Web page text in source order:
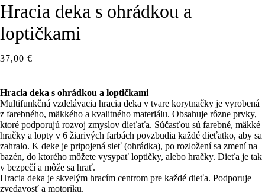
Hracia deka s ohrádkou a
loptičkami
37,00 €
Hracia deka s ohrádkou a loptičkami
Multifunkčná vzdelávacia hracia deka v tvare korytnačky je vyrobená
z farebného, ​​mäkkého a kvalitného materiálu. Obsahuje rôzne prvky,
ktoré podporujú rozvoj zmyslov dieťaťa. Súčasťou sú farebné, mäkké
hračky a lopty v 6 žiarivých farbách povzbudia každé dieťatko, aby sa
zahralo. K deke je pripojená sieť (ohrádka), po rozložení sa zmení na
bazén, do ktorého môžete vysypať loptičky, alebo hračky. Dieťa je tak
v bezpečí a môže sa hrať.
Hracia deka je skvelým hracím centrom pre každé dieťa. Podporuje
zvedavosť a motoriku.